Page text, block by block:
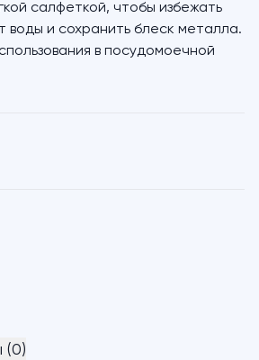
салфеткой, чтобы избежать
воды и сохранить блеск металла.
в посудомоечной
(0)